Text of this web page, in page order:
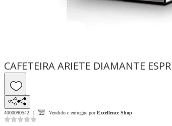
CAFETEIRA ARIETE DIAMANTE
4000090542 Vendido e entregue por Excellence Shop